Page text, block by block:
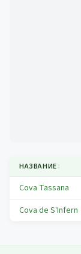
НАЗВАНИЕ↕
Cova Tassana
Cova de S'Infern